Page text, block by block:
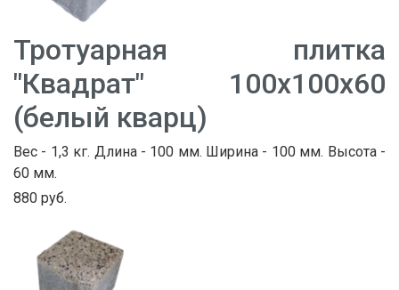
Тротуарная плитка
"Квадрат" 100х100х60
(белый кварц)
Вес - 1,3 кг. Длина - 100 мм. Ширина - 100 мм. Высота -
60 мм.
880 руб.